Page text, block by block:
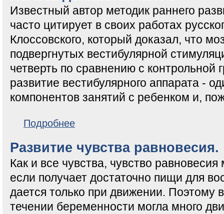
Известный автор методик раннего
часто цитирует в своих работах
Клоссовского, который доказал, что
подвергнутых вестибулярной
четверть по сравнению с контрольной
развитие вестибулярного аппарата -
компонентов занятий с ребенком и,
Подробнее
Развитие чувства равновесия.
Как и все чувства, чувство
если получает достаточно пищи для
дается только при движении. Поэтому
течении беременности могла много